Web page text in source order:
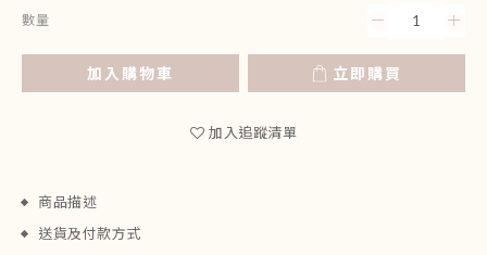
數量
加入購物車 立即購買
加入追蹤清單
商品描述
送貨及付款方式